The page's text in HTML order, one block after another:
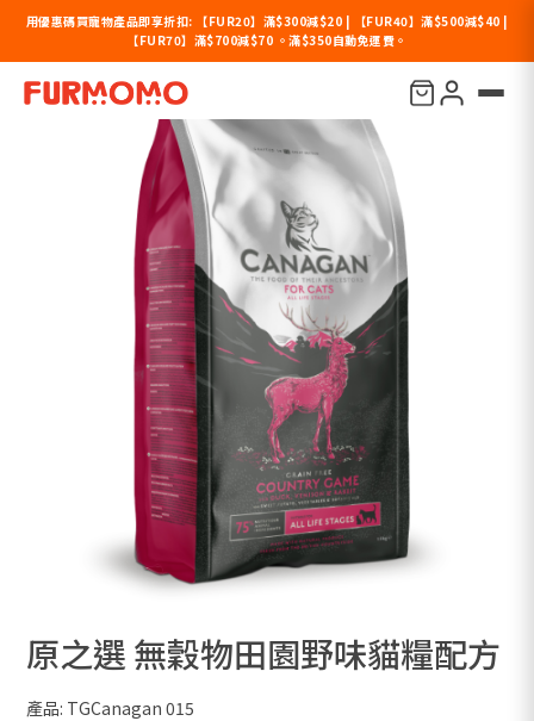
用優惠碼買寵物產品即享折扣: 【FUR20】滿$300減$20 | 【FUR40】滿$500減$40 |
【FUR70】滿$700減$70 。滿$350自動免運費。
原之選 無穀物田園野味貓糧配方
產品: TGCanagan 015